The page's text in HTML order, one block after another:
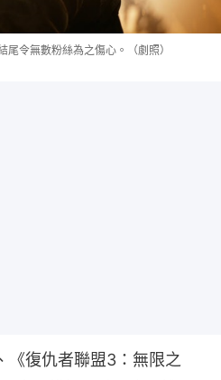
尾令無數粉絲為之傷心。（劇照）
《復仇者聯盟3：無限之